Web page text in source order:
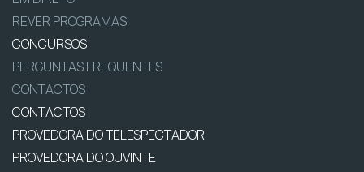
REVER PROGRAMAS
CONCURSOS
PERGUNTAS FREQUENTES
CONTACTOS
CONTACTOS
PROVEDORA DO TELESPECTADOR
PROVEDORA DO OUVINTE